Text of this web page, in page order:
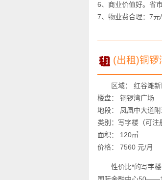
6、商业价值好。省
7、物业费合理：7元/
(出租)铜锣
区域： 红谷滩
楼盘： 铜锣湾广场
地段： 凤凰中大道
类别：写字楼（可注
面积： 120㎡
价格： 7560 元/月
性价比*的写字